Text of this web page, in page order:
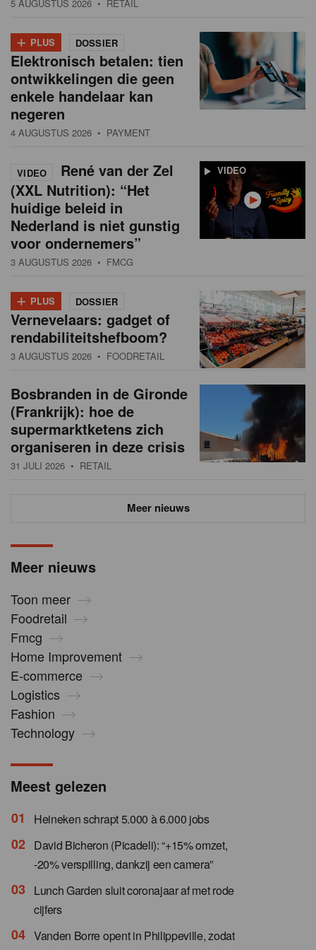
Meer nieuws
Toon meer
Foodretail
Fmcg
Home Improvement
E-commerce
Logistics
Fashion
Technology
5 AUGUSTUS 2026 • RETAIL
+ PLUS DOSSIER
Elektronisch betalen: tien
ontwikkelingen die geen
enkele handelaar kan
negeren
4 AUGUSTUS 2026 • PAYMENT
VIDEO
VIDEO
René van der Zel
(XXL Nutrition): “Het
huidige beleid in
Nederland is niet gunstig
voor ondernemers”
3 AUGUSTUS 2026 • FMCG
+ PLUS DOSSIER
Vernevelaars: gadget of
rendabiliteitshefboom?
3 AUGUSTUS 2026 • FOODRETAIL
Bosbranden in de Gironde
(Frankrijk): hoe de
supermarktketens zich
organiseren in deze crisis
31 JULI 2026 • RETAIL
Meer nieuws
Meest gelezen
Heineken schrapt 5.000 à 6.000 jobs
David Bicheron (Picadeli): “+15% omzet,
-20% verspilling, dankzij een camera”
Lunch Garden sluit coronajaar af met rode
cijfers
Vanden Borre opent in Philippeville, zodat